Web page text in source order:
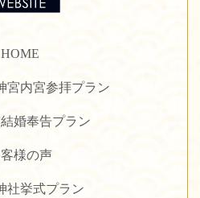
HOME
宮内宮参拝プラン
婚奉告プラン
様の声
社挙式プラン